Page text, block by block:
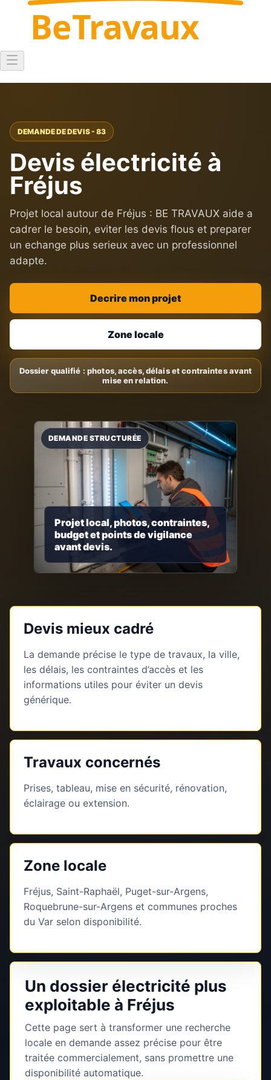
BeTravaux
DEMANDE DE DEVIS - 83
Devis électricité à
Fréjus
Projet local autour de Fréjus : BE TRAVAUX aide a
cadrer le besoin, eviter les devis flous et preparer
un echange plus serieux avec un professionnel
adapte.
Decrire mon projet
Zone locale
Projet local, photos, contraintes,
budget et points de vigilance
avant devis.
Devis mieux cadré
La demande précise le type de travaux, la ville,
les délais, les contraintes d’accès et les
informations utiles pour éviter un devis
générique.
Travaux concernés
Prises, tableau, mise en sécurité, rénovation,
éclairage ou extension.
Zone locale
Fréjus, Saint-Raphaël, Puget-sur-Argens,
Roquebrune-sur-Argens et communes proches
du Var selon disponibilité.
Un dossier électricité plus
exploitable à Fréjus
Cette page sert à transformer une recherche
locale en demande assez précise pour être
traitée commercialement, sans promettre une
disponibilité automatique.